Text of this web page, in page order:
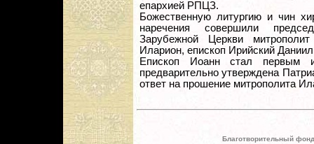
епархией РПЦЗ.
Божественную литургию и чин
наречения совершили
Зарубежной Церкви
Иларион, епископ Ирийский
Епископ Иоанн стал первым
предварительно утверждена
ответ на прошение митрополита
Благотворительный